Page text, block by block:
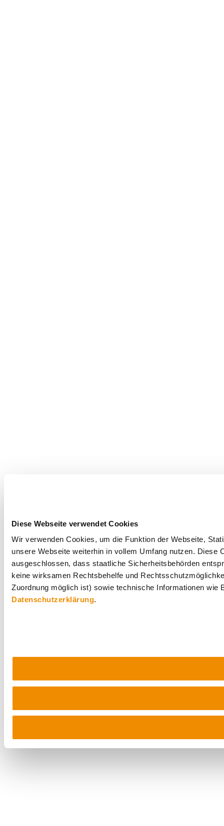
Diese Webseite verwendet Cookies
Wir verwenden Cookies, um die Funktion der Webseite,
unsere Webseite weiterhin in vollem Umfang nutzen.
ausgeschlossen, dass staatliche Sicherheitsbehörden
keine wirksamen Rechtsbehelfe und
Zuordnung möglich ist) sowie technische Informationen
Datenschutzerklärung.